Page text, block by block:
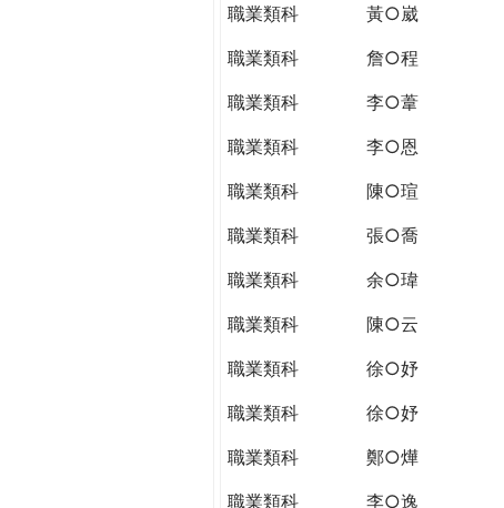
職業類科
黃○崴
職業類科
詹○程
職業類科
李○葦
職業類科
李○恩
職業類科
陳○瑄
職業類科
張○喬
職業類科
余○瑋
職業類科
陳○云
職業類科
徐○妤
職業類科
徐○妤
職業類科
鄭○燁
職業類科
李○逸